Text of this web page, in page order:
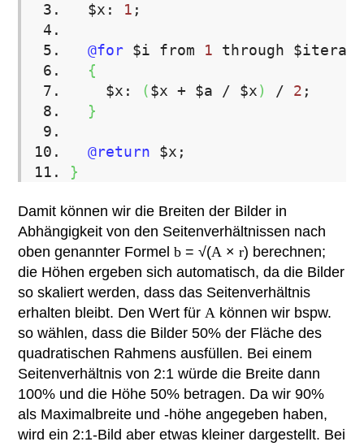
$x : 1 ;
@for $i from 1 through
{
$x : ($x+ $a / $x) / 2 ;
}
@return $x ;
}
Damit können wir die Breiten der Bilder in
Abhängigkeit von den Seitenverhältnissen nach
oben genannter Formelb = √(A ×r) berechnen;
die Höhen ergeben sich automatisch, da die Bilder
so skaliert werden, dass das Seitenverhältnis
erhalten bleibt. Den Wert fürA können wir bspw.
so wählen, dass die Bilder 50% der Fläche des
quadratischen Rahmens ausfüllen. Bei einem
Seitenverhältnis von 2:1 würde die Breite dann
100% und die Höhe 50% betragen. Da wir 90%
als Maximalbreite und -höhe angegeben haben,
wird ein 2:1-Bild aber etwas kleiner dargestellt. Bei